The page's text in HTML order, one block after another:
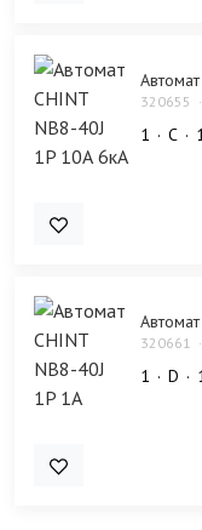
320655
1 C
320661
1 D